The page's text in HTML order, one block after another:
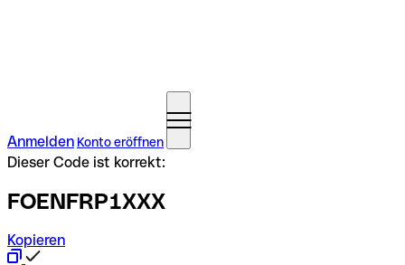
Anmelden Konto eröffnen
Dieser Code ist korrekt:
FOENFRP1XXX
Kopieren